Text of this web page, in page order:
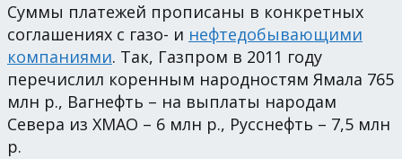
Суммы платежей прописаны в конкретных
соглашениях с газо- и нефтедобывающими
компаниями. Так, Газпром в 2011 году
перечислил коренным народностям Ямала 765
млн р., Вагнефть – на выплаты народам
Севера из ХМАО – 6 млн р., Русснефть – 7,5 млн
р.